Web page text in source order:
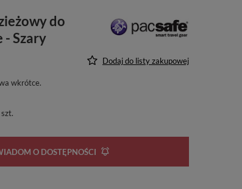
do
- Szary
Dodaj do listy zakupowej
wkrótce
szt.
O DOSTĘPNOŚCI